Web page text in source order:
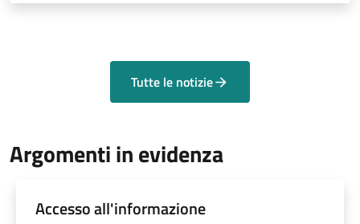
Tutte le notizie
Argomenti in evidenza
Accesso all'informazione